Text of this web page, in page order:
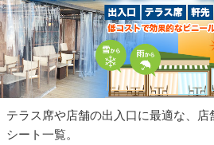
テラス席や店舗の出入口に最適な、店
シート一覧。